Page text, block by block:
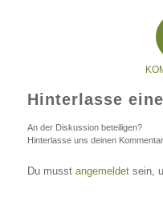
Hinterlasse
An der Diskussion beteiligen?
Hinterlasse uns deinen
Du musst angemeldetsein,